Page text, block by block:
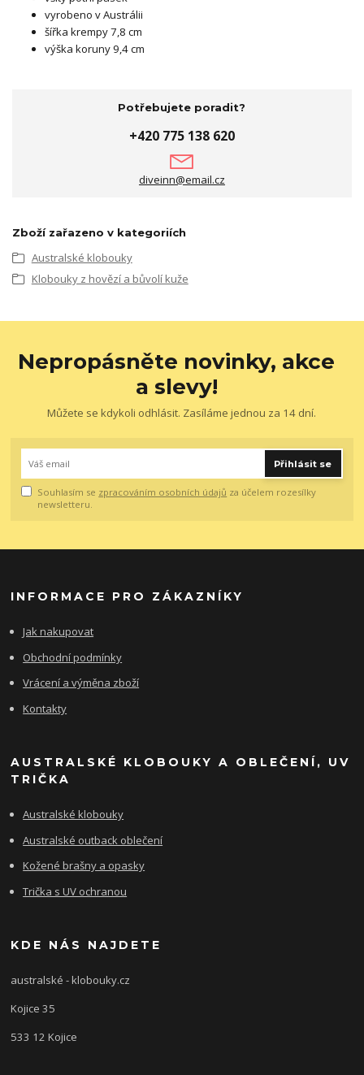
vyrobeno v Austrálii
šířka krempy 7,8 cm
výška koruny 9,4 cm
Potřebujete poradit?
+420 775 138 620
diveinn@email.cz
Zboží zařazeno v kategoriích
Australské klobouky
Klobouky z hovězí a bůvolí kuže
Nepropásněte novinky, akce
a slevy!
Můžete se kdykoli odhlásit. Zasíláme jednou za 14 dní.
Přihlásit se
Souhlasím se zpracováním osobních údajů za účelem rozesílky
newsletteru.
INFORMACE PRO ZÁKAZNÍKY
Jak nakupovat
Obchodní podmínky
Vrácení a výměna zboží
Kontakty
AUSTRALSKÉ KLOBOUKY A OBLEČENÍ, UV
TRIČKA
Australské klobouky
Australské outback oblečení
Kožené brašny a opasky
Trička s UV ochranou
KDE NÁS NAJDETE
australské - klobouky.cz
Kojice 35
533 12 Kojice